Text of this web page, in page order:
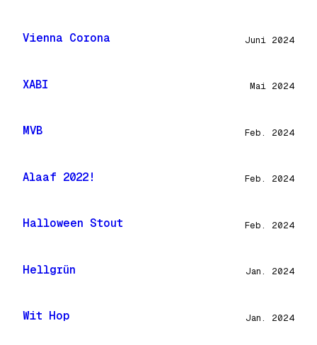
Vienna Corona Juni 2024
XABI Mai 2024
MVB Feb. 2024
Alaaf 2022! Feb. 2024
Halloween Stout Feb. 2024
Hellgrün Jan. 2024
Wit Hop Jan. 2024